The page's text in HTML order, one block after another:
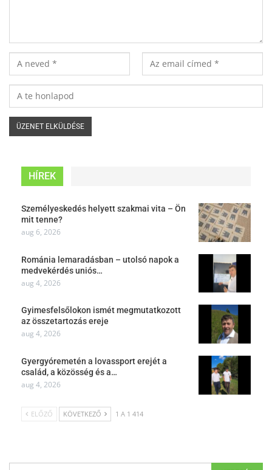
HÍREK
Személyeskedés helyett szakmai vita – Ön
mit tenne?
aug 6, 2026
Románia lemaradásban – utolsó napok a
medvekérdés uniós…
aug 4, 2026
Gyimesfelsőlokon ismét megmutatkozott
az összetartozás ereje
aug 4, 2026
Gyergyóremetén a lovassport erejét a
család, a közösség és a…
aug 4, 2026
ELŐZŐ KÖVETKEZŐ 1 A 1 414